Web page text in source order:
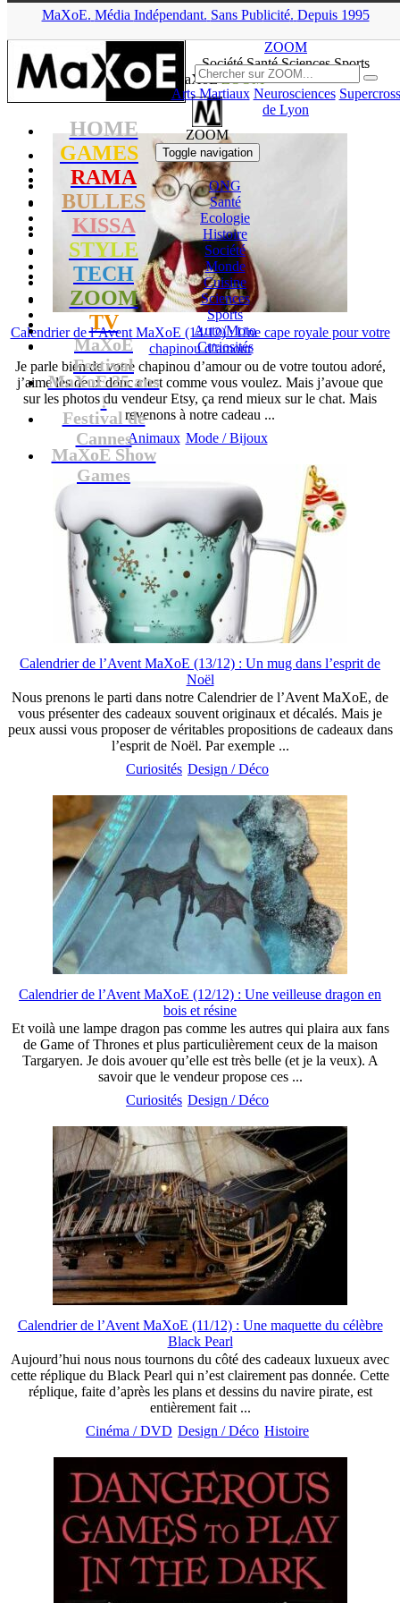
MaXoE. Média Indépendant. Sans Publicité. Depuis 1995
HOME
GAMES
RAMA
BULLES
KISSA
STYLE
TECH
ZOOM
TV
MaXoE
Festival
MaXoE 25 ans
!
Festival de
Cannes
MaXoE Show
Games
ZOOM
Société Santé SciencesSports
Arts Martiaux Neurosciences Supercross
de Lyon
ZOOM
Toggle navigation
ONG
Santé
Ecologie
Histoire
Société
Monde
Cuisine
Sciences
Sports
Auto/Moto
Curiosités
▲
News MaXoEZOOM
Calendrier de l’Avent MaXoE (14/12) : Une cape royale pour votre
chapinou d’amour
Je parle bien de votre chapinou d’amour ou de votre toutou adoré,
j’aime les deux donc c’est comme vous voulez. Mais j’avoue que
sur les photos du vendeur Etsy, ça rend mieux sur le chat. Mais
revenons à notre cadeau ...
Animaux Mode / Bijoux
Calendrier de l’Avent MaXoE (13/12) : Un mug dans l’esprit de
Noël
Nous prenons le parti dans notre Calendrier de l’Avent MaXoE, de
vous présenter des cadeaux souvent originaux et décalés. Mais je
peux aussi vous proposer de véritables propositions de cadeaux dans
l’esprit de Noël. Par exemple ...
Curiosités Design / Déco
Calendrier de l’Avent MaXoE (12/12) : Une veilleuse dragon en
bois et résine
Et voilà une lampe dragon pas comme les autres qui plaira aux fans
de Game of Thrones et plus particulièrement ceux de la maison
Targaryen. Je dois avouer qu’elle est très belle (et je la veux). A
savoir que le vendeur propose ces ...
Curiosités Design / Déco
Calendrier de l’Avent MaXoE (11/12) : Une maquette du célèbre
Black Pearl
Aujourd’hui nous nous tournons du côté des cadeaux luxueux avec
cette réplique du Black Pearl qui n’est clairement pas donnée. Cette
réplique, faite d’après les plans et dessins du navire pirate, est
entièrement fait ...
Cinéma / DVD Design / Déco Histoire